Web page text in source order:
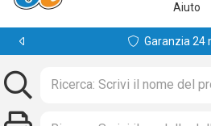
Aiuto
Garanzia 24